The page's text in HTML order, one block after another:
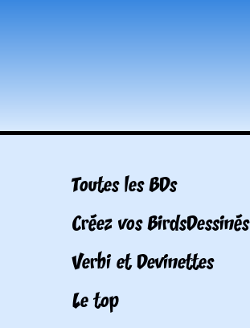
Toutes les BDs
Créez vos BirdsDessinés
Verbi et Devinettes
Le top